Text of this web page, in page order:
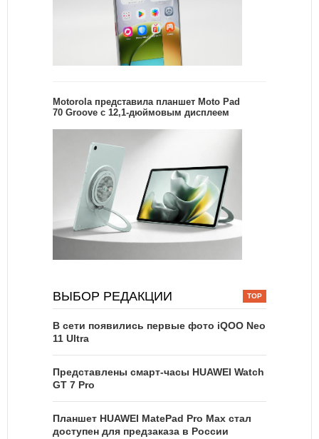
Motorola представила планшет Moto Pad
70 Groove с 12,1-дюймовым дисплеем
ВЫБОР РЕДАКЦИИ
В сети появились первые фото iQOO Neo
11 Ultra
Представлены смарт-часы HUAWEI Watch
GT 7 Pro
Планшет HUAWEI MatePad Pro Max стал
доступен для предзаказа в России